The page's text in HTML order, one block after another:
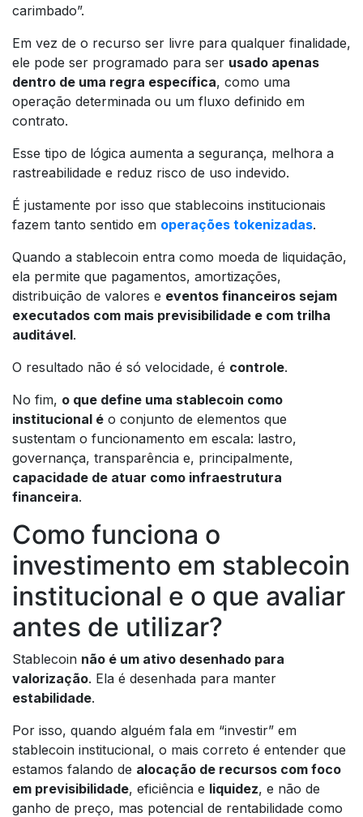
carimbado”.
Em vez de o recurso ser livre para qualquer finalidade,
ele pode ser programado para ser usado apenas
dentro de uma regra específica, como uma
operação determinada ou um fluxo definido em
contrato.
Esse tipo de lógica aumenta a segurança, melhora a
rastreabilidade e reduz risco de uso indevido.
É justamente por isso que stablecoins institucionais
fazem tanto sentido em operações tokenizadas.
Quando a stablecoin entra como moeda de liquidação,
ela permite que pagamentos, amortizações,
distribuição de valores e eventos financeiros sejam
executados com mais previsibilidade e com trilha
auditável.
O resultado não é só velocidade, é controle.
No fim, o que define uma stablecoin como
institucional é o conjunto de elementos que
sustentam o funcionamento em escala: lastro,
governança, transparência e, principalmente,
capacidade de atuar como infraestrutura
financeira.
Como funciona o
investimento em stablecoin
institucional e o que avaliar
antes de utilizar?
Stablecoin não é um ativo desenhado para
valorização. Ela é desenhada para manter
estabilidade.
Por isso, quando alguém fala em “investir” em
stablecoin institucional, o mais correto é entender que
estamos falando de alocação de recursos com foco
em previsibilidade, eficiência e liquidez, e não de
ganho de preço, mas potencial de rentabilidade como